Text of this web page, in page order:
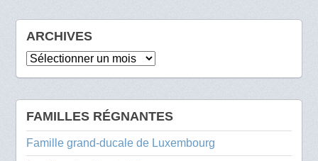
ARCHIVES
Archives
FAMILLES RÉGNANTES
Famille grand-ducale de Luxembourg